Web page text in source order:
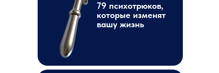
79 психотрюков,
которые изменят
вашу жизнь